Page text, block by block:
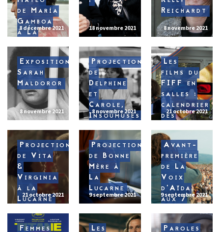
de María
Gamboa
à La
8 décembre 2021 18 novembre 2021
Reichardt
8 novembre 2021
Exposition
Sarah
Maldoror
8 novembre 2021
Projection
de
Delphine
et
Carole,
Insoumuses,
Lucarne
8 novembre 2021
Les
films du
FIFF en
salles :
calendrier
des
21 octobre 2021
Projection
de Vita
&
Virginia
à la
Lucarne
21 octobre 2021
Projection
de Bonne
Mère à
La
Lucarne
9 septembre 2021
Avant-
première
de La
Voix
d’Aïda
aux 7
9 septembre 2021
Femmes
Les
Paroles